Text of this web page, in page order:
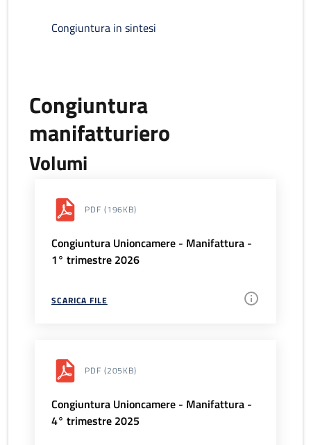
Congiuntura in sintesi
Congiuntura
manifatturiero
Volumi
PDF (196KB)
Congiuntura Unioncamere - Manifattura -
1° trimestre 2026
SCARICA FILE
PDF (205KB)
Congiuntura Unioncamere - Manifattura -
4° trimestre 2025